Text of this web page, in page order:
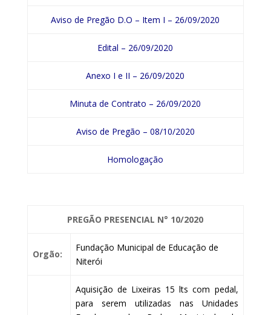
Aviso de Pregão D.O – Item I – 26/09/2020
Edital – 26/09/2020
Anexo I e II – 26/09/2020
Minuta de Contrato – 26/09/2020
Aviso de Pregão – 08/10/2020
Homologação
PREGÃO PRESENCIAL N° 10/2020
Orgão:
Fundação Municipal de Educação de
Niterói
Aquisição de Lixeiras 15 lts com pedal,
para serem utilizadas nas Unidades